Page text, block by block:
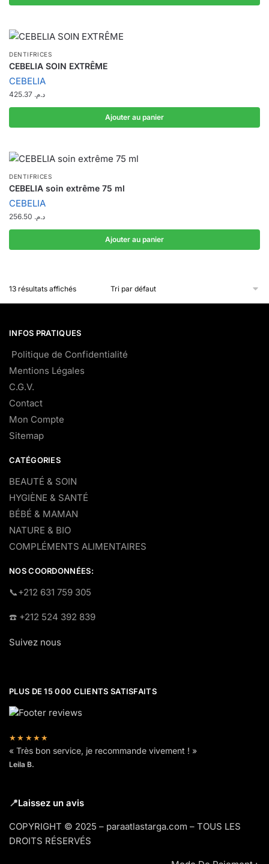
DENTIFRICES
CEBELIA SOIN EXTRÊME
CEBELIA
د.م.
Ajouter au panier
DENTIFRICES
CEBELIA soin extrême 75 ml
CEBELIA
د.م.
Ajouter au panier
13 résultats affichés
INFOS PRATIQUES
Politique de Confidentialité
Mentions Légales
C.G.V.
Contact
Mon Compte
Sitemap
CATÉGORIES
BEAUTÉ & SOIN
HYGIÈNE & SANTÉ
BÉBÉ & MAMAN
NATURE & BIO
COMPLÉMENTS ALIMENTAIRES
NOS COORDONNÉES:
​📞+212 631 759 305
☎️​ +212 524 392 839
Suivez nous
PLUS DE 15 000 CLIENTS SATISFAITS
★★★★★
« Très bon service, je recommande vivement ! »
Leila B.
📍Laissez un avis
COPYRIGHT © 2025 – paraatlastarga.com – TOUS LES
DROITS RÉSERVÉS